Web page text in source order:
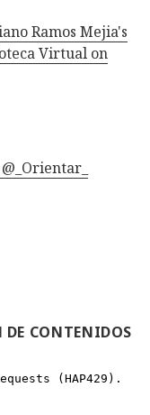
Ramos Mejia's
Virtual on
DE CONTENIDOS